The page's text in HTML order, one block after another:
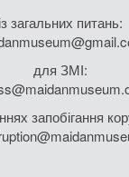
із загальних питань:
для ЗМІ:
запобігання